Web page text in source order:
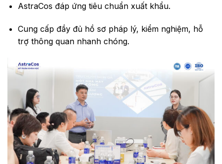
AstraCos đáp ứng tiêu chuẩn xuất khẩu.
Cung cấp đầy đủ hồ sơ pháp lý, kiểm nghiệm, hỗ
trợ thông quan nhanh chóng.